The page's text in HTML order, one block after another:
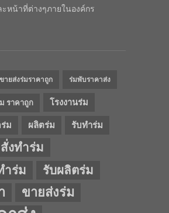
หน้าที่ต่างๆภายในองค์กร
ขายส่งร่มราคาถูก ร่มพับราคาส่ง
ราคาถูก โรงงานร่ม
ม ผลิตร่ม รับทำร่ม
สั่งทำร่ม
ำร่ม
รับผลิตร่ม
ขายส่งร่ม